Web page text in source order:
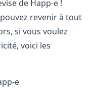
de Happ-e !
revenir à tout
si vous voulez
voici les
e